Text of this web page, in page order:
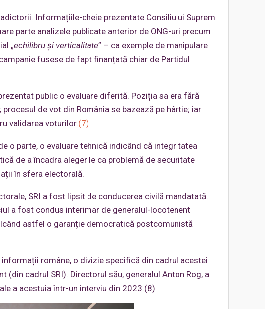
Informațiile-cheie prezentate Consiliului Suprem
parte analizele publicate anterior de ONG-uri precum
„echilibru și verticalitate” – ca exemple de manipulare
fusese de fapt finanțată chiar de Partidul
public o evaluare diferită. Poziția sa era fără
de vot din România se bazează pe hârtie; iar
validarea voturilor.(7)
o parte, o evaluare tehnică indicând că integritatea
de a încadra alegerile ca problemă de securitate
în sfera electorală.
SRI a fost lipsit de conducerea civilă mandatată.
a fost condus interimar de generalul-locotenent
astfel o garanție democratică postcomunistă
române, o divizie specifică din cadrul acestei
cadrul SRI). Directorul său, generalul Anton Rog, a
a acestuia într-un interviu din 2023.(8)